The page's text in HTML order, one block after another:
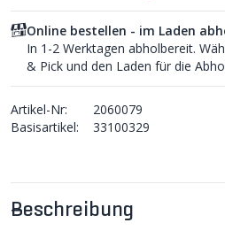
Beschreibung
Online bestellen - im Laden
In 1-2 Werktagen abholbereit.
& Pick und den Laden für die
Artikel-Nr:
2060079
Basisartikel:
33100329